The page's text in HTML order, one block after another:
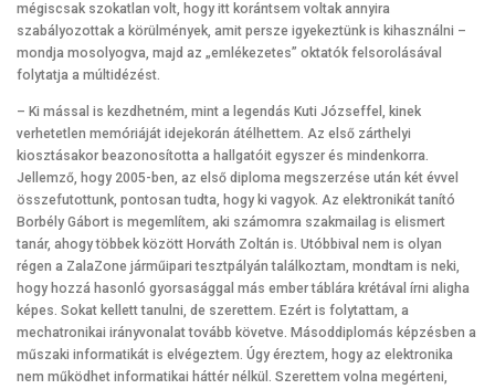
mégiscsak szokatlan volt, hogy itt korántsem voltak annyira
szabályozottak a körülmények, amit persze igyekeztünk is kihasználni –
mondja mosolyogva, majd az „emlékezetes” oktatók felsorolásával
folytatja a múltidézést.
– Ki mással is kezdhetném, mint a legendás Kuti Józseffel, kinek
verhetetlen memóriáját idejekorán átélhettem. Az első zárthelyi
kiosztásakor beazonosította a hallgatóit egyszer és mindenkorra.
Jellemző, hogy 2005-ben, az első diploma megszerzése után két évvel
összefutottunk, pontosan tudta, hogy ki vagyok. Az elektronikát tanító
Borbély Gábort is megemlítem, aki számomra szakmailag is elismert
tanár, ahogy többek között Horváth Zoltán is. Utóbbival nem is olyan
régen a ZalaZone járműipari tesztpályán találkoztam, mondtam is neki,
hogy hozzá hasonló gyorsasággal más ember táblára krétával írni aligha
képes. Sokat kellett tanulni, de szerettem. Ezért is folytattam, a
mechatronikai irányvonalat tovább követve. Másoddiplomás képzésben a
műszaki informatikát is elvégeztem. Úgy éreztem, hogy az elektronika
nem működhet informatikai háttér nélkül. Szerettem volna megérteni,